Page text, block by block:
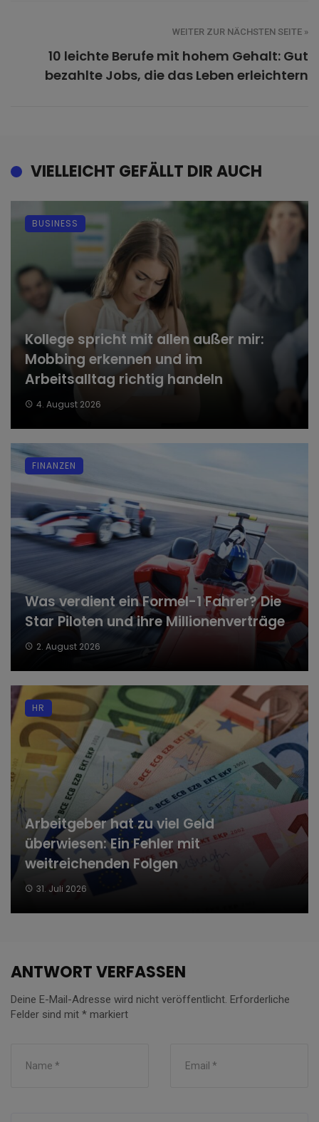
WEITER ZUR NÄCHSTEN SEITE »
10 leichte Berufe mit hohem Gehalt: Gut
bezahlte Jobs, die das Leben erleichtern
VIELLEICHT GEFÄLLT DIR AUCH
Kollege spricht mit allen außer mir:
Mobbing erkennen und im
Arbeitsalltag richtig handeln
4. August 2026
BUSINESS
Was verdient ein Formel-1 Fahrer? Die
Star Piloten und ihre Millionenverträge
2. August 2026
FINANZEN
Arbeitgeber hat zu viel Geld
überwiesen: Ein Fehler mit
weitreichenden Folgen
31. Juli 2026
HR
ANTWORT VERFASSEN
Deine E-Mail-Adresse wird nicht veröffentlicht. Erforderliche
Felder sind mit * markiert